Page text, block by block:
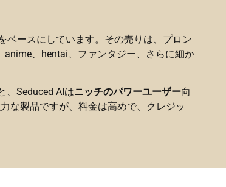
ースにしています。その売りは、プロン
、hentai、ファンタジー、さらに細か
、Seduced AIはニッチのパワーユーザー向
な製品ですが、料金は高めで、クレジッ